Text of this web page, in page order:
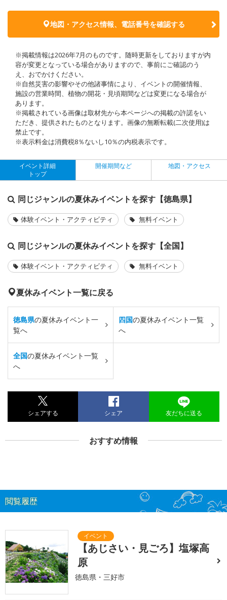
地図・アクセス情報、電話番号を確認する
※掲載情報は2026年7月のものです。随時更新をしておりますが内
容が変更となっている場合がありますので、事前にご確認のう
え、おでかけください。
※自然災害の影響やその他諸事情により、イベントの開催情報、
施設の営業時間、植物の開花・見頃期間などは変更になる場合が
あります。
※掲載されている画像は取材先から本ページへの掲載の許諾をい
ただき、提供されたものとなります。画像の無断転載(二次使用)は
禁止です。
※表示料金は消費税8％ないし10％の内税表示です。
イベント詳細
トップ
開催期間など 地図・アクセス
同じジャンルの夏休みイベントを探す【徳島県】
体験イベント・アクティビティ 無料イベント
同じジャンルの夏休みイベントを探す【全国】
体験イベント・アクティビティ 無料イベント
夏休みイベント一覧に戻る
徳島県の夏休みイベント一
覧へ
四国の夏休みイベント一覧
へ
全国の夏休みイベント一覧
へ
シェアする シェア 友だちに送る
おすすめ情報
閲覧履歴
【あじさい・見ごろ】塩塚高
原
徳島県・三好市